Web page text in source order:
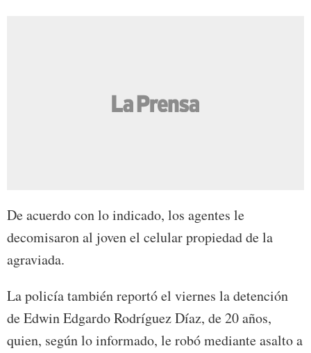
De acuerdo con lo indicado, los agentes le
decomisaron al joven el celular propiedad de la
agraviada.
La policía también reportó el viernes la detención
de Edwin Edgardo Rodríguez Díaz, de 20 años,
quien, según lo informado, le robó mediante asalto a